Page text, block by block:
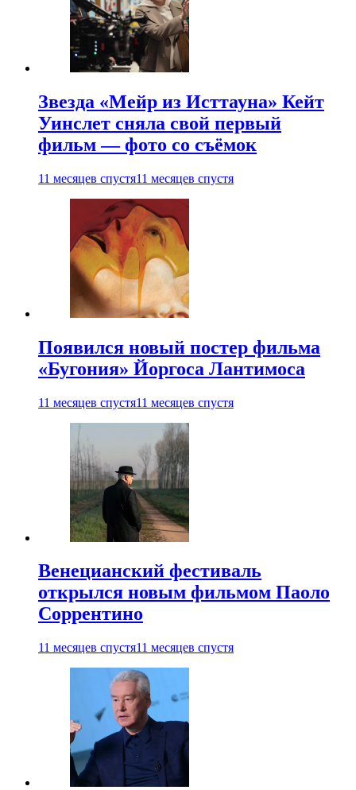
Звезда «Мейр из Исттауна» Кейт
Уинслет сняла свой первый
фильм — фото со съёмок
11 месяцев спустя11 месяцев спустя
Появился новый постер фильма
«Бугония» Йоргоса Лантимоса
11 месяцев спустя11 месяцев спустя
Венецианский фестиваль
открылся новым фильмом Паоло
Соррентино
11 месяцев спустя11 месяцев спустя